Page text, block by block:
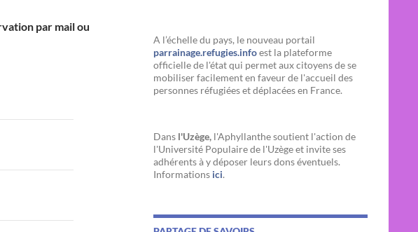
par mail ou
A l’échelle du pays, le nouveau portail
parrainage.refugies.infoest la plateforme
officielle de l'état qui permet aux citoyens de se
mobiliser facilement en faveur de l'accueil des
personnes réfugiées et déplacées en France.
Dans l'Uzège, l'Aphyllanthe soutient l'action de
l'Université Populaire de l'Uzège et invite ses
adhérents à y déposer leurs dons éventuels.
Informations ici.